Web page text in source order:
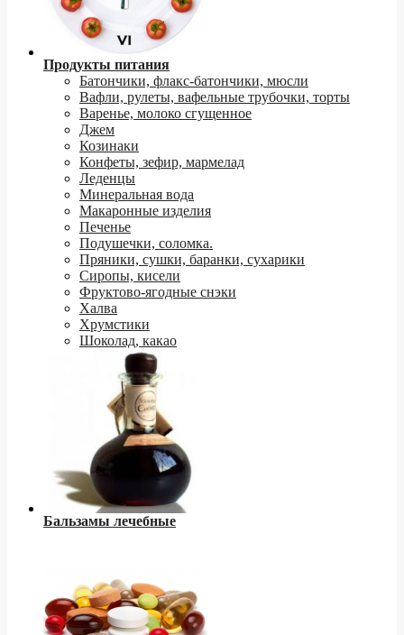
Продукты питания
Батончики, флакс-батончики, мюсли
Вафли, рулеты, вафельные трубочки, торты
Варенье, молоко сгущенное
Джем
Козинаки
Конфеты, зефир, мармелад
Леденцы
Минеральная вода
Макаронные изделия
Печенье
Подушечки, соломка.
Пряники, сушки, баранки, сухарики
Сиропы, кисели
Фруктово-ягодные снэки
Халва
Хрумстики
Шоколад, какао
Бальзамы лечебные